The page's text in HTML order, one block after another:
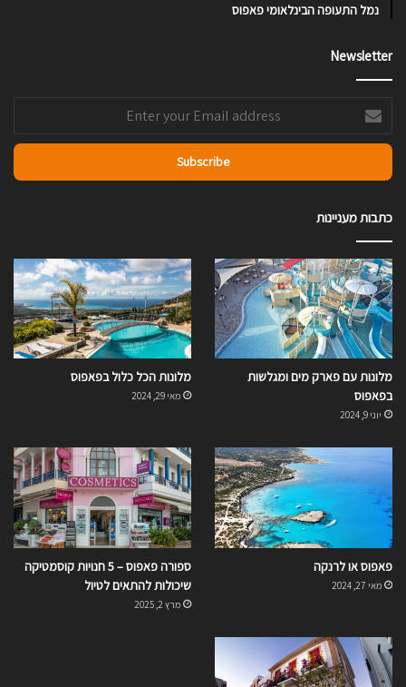
נמל התעופה הבינלאומי פאפוס
Newsletter
your
Email
כתבות מעניינות
מלונות עם פארק מים ומגלשות
בפאפוס
יוני 9, 2024
מלונות הכל כלול בפאפוס
מאי 29, 2024
פאפוס או לרנקה
מאי 27, 2024
ספורה פאפוס – 5 חנויות קוסמטיקה
שיכולות להתאים לטיול
מרץ 2, 2025